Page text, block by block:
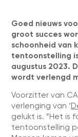
Goed nieuws
groot succes
schoonheid van
tentoonstelling
augustus 2023.
wordt verlengd
Voorzitter van
verlenging van ‘
gelukt is. ”Het is
tentoonstelling